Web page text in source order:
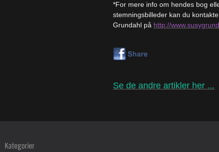
*For mere info om hendes bog
stemningsbilleder kan du
Grundahl på http://
Se de andre artikler her ...
Kategorier